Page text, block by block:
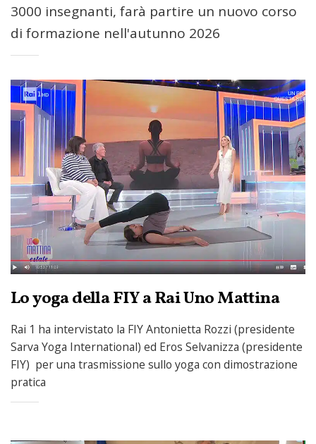
3000 insegnanti, farà partire un nuovo corso
di formazione nell'autunno 2026
Lo yoga della FIY a Rai Uno Mattina
Rai 1 ha intervistato la FIY Antonietta Rozzi (presidente
Sarva Yoga International) ed Eros Selvanizza (presidente
FIY) per una trasmissione sullo yoga con dimostrazione
pratica